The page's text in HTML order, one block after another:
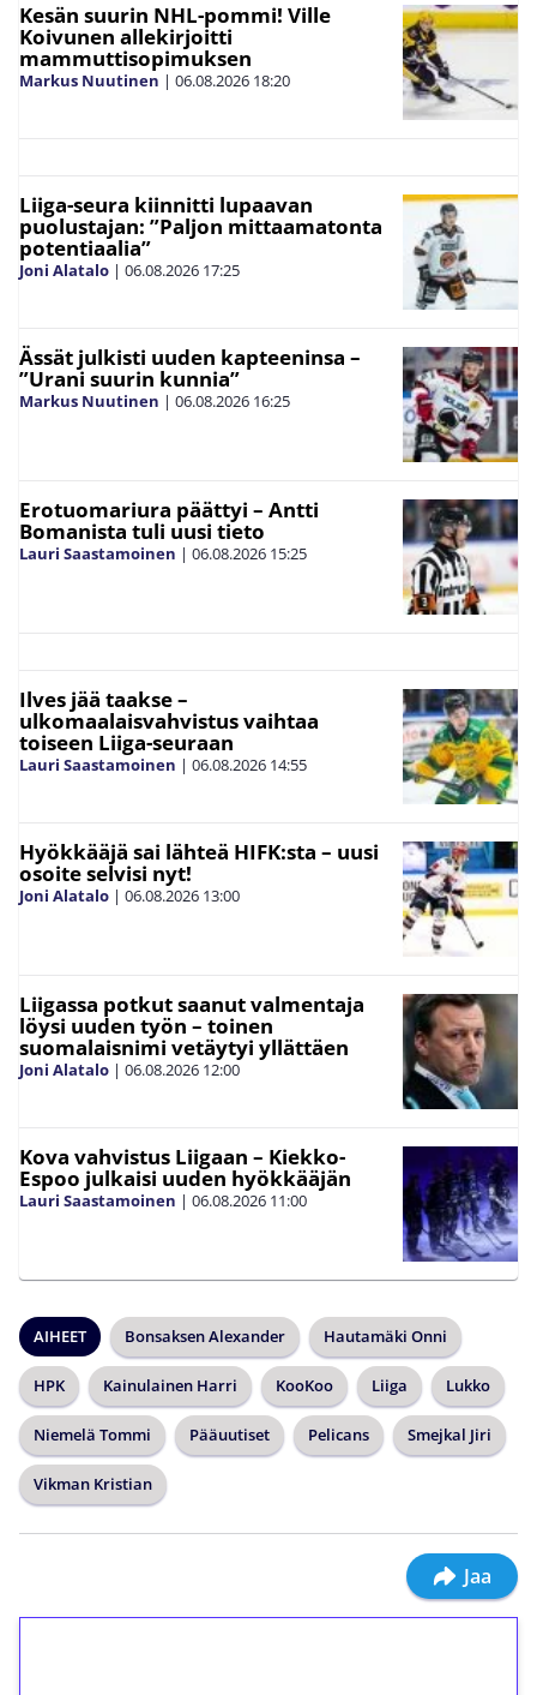
Kesän suurin NHL-pommi! Ville
Koivunen allekirjoitti
mammuttisopimuksen
Markus Nuutinen | 06.08.2026 18:20
Liiga-seura kiinnitti lupaavan
puolustajan: ”Paljon mittaamatonta
potentiaalia”
Joni Alatalo | 06.08.2026 17:25
Ässät julkisti uuden kapteeninsa –
”Urani suurin kunnia”
Markus Nuutinen | 06.08.2026 16:25
Erotuomariura päättyi – Antti
Bomanista tuli uusi tieto
Lauri Saastamoinen | 06.08.2026 15:25
Ilves jää taakse –
ulkomaalaisvahvistus vaihtaa
toiseen Liiga-seuraan
Lauri Saastamoinen | 06.08.2026 14:55
Hyökkääjä sai lähteä HIFK:sta – uusi
osoite selvisi nyt!
Joni Alatalo | 06.08.2026 13:00
Liigassa potkut saanut valmentaja
löysi uuden työn – toinen
suomalaisnimi vetäytyi yllättäen
Joni Alatalo | 06.08.2026 12:00
Kova vahvistus Liigaan – Kiekko-
Espoo julkaisi uuden hyökkääjän
Lauri Saastamoinen | 06.08.2026 11:00
AIHEET Bonsaksen Alexander Hautamäki Onni
HPK Kainulainen Harri KooKoo Liiga Lukko
Niemelä Tommi Pääuutiset Pelicans Smejkal Jiri
Vikman Kristian
Jaa